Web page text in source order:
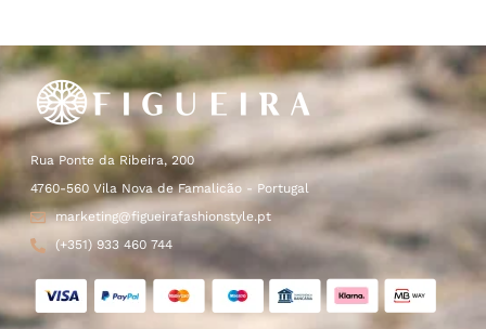
Rua Ponte da Ribeira, 200
4760-560 Vila Nova de Famalicão - Portugal
marketing@figueirafashionstyle.pt
(+351) 933 460 744